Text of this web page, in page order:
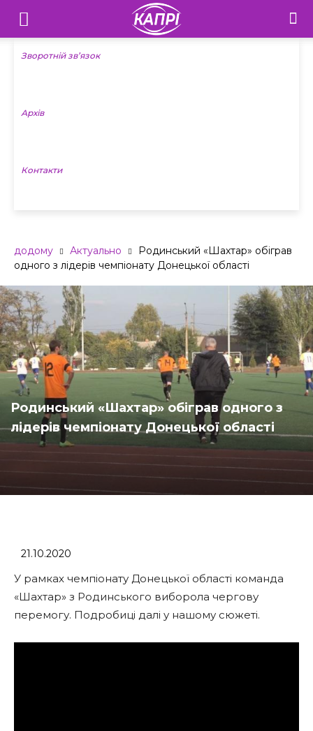
Телебачення
«Капрі»
Новини
Зворотній зв’язок
Архів
Контакти
додому Актуально
Родинський «Шахтар» обіграв
одного з лідерів чемпіонату Донецької області
Родинський «Шахтар» обіграв одного з
лідерів чемпіонату Донецької області
21.10.2020
У рамках чемпіонату Донецької області команда
«Шахтар» з Родинського виборола чергову
перемогу. Подробиці далі у нашому сюжеті.